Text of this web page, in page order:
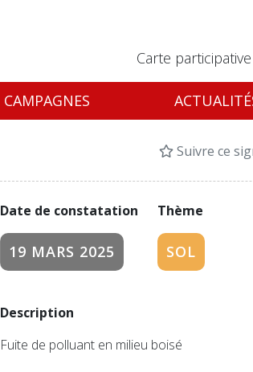
Carte
CAMPAGNES
Suivre ce
Date de constatation
19 MARS 2025
Thème
SOL
Description
Fuite de polluant en milieu boisé